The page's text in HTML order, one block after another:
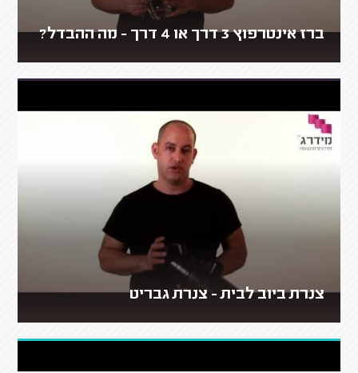
ברז אינטרפוץ 3 דרך או 4 דרך - מה ההבדל?
צנרת ביוב לבית - צנרת גבריט